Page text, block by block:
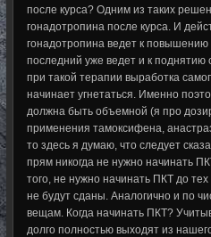
после курса? Одним из таких
гонадотропина после курса. И
гонадотропина ведет к
последний уже ведет и к поднятию
при такой терапии выработка
начинает угнетаться. Именно
должна быть объемной (я про
применения тамоксифена,
то здесь я думаю, что следует
прям никогда не нужно начинать
того, не нужно начинать ПКТ до
не будут сданы. Аналогично и по
вещам. Когда начинать ПКТ?
долго полностью выходят из